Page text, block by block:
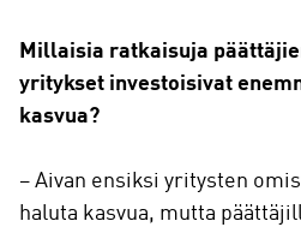
Millaisia ratkaisuja
yritykset investoisivat
kasvua?
– Aivan ensiksi yritysten
haluta kasvua, mutta